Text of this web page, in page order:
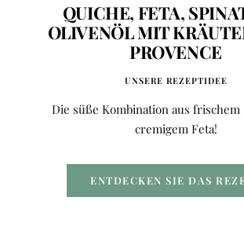
QUICHE, FETA,
OLIVENÖL MIT
PROVENCE
UNSERE REZEPTIDEE
Die süße Kombination aus frischem
cremigem Feta!
ENTDECKEN SIE DAS